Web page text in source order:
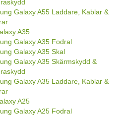
Galaxy A55 Laddare, Kablar &
A35
Galaxy A35 Fodral
Galaxy A35 Skal
Galaxy A35 Skärmskydd &
Galaxy A35 Laddare, Kablar &
A25
Galaxy A25 Fodral